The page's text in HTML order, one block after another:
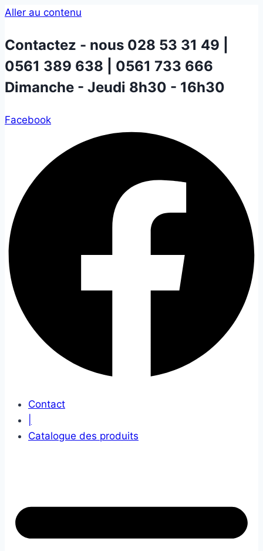
Aller au contenu
Contactez - nous 028 53 31 49 |
0561 389 638 | 0561 733 666
Dimanche - Jeudi 8h30 - 16h30
Facebook
Contact
Catalogue des produits